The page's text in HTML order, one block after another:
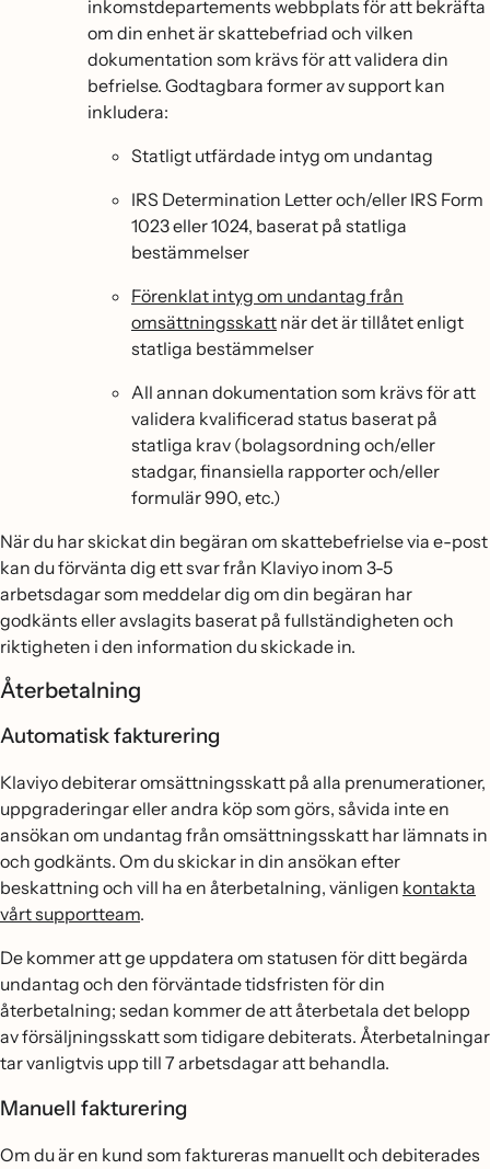
inkomstdepartements webbplats för att bekräfta
om din enhet är skattebefriad och vilken
dokumentation som krävs för att validera din
befrielse. Godtagbara former av support kan
inkludera:
Statligt utfärdade intyg om undantag
IRS Determination Letter och/eller IRS Form
1023 eller 1024, baserat på statliga
bestämmelser
Förenklat intyg om undantag från
omsättningsskatt när det är tillåtet enligt
statliga bestämmelser
All annan dokumentation som krävs för att
validera kvalificerad status baserat på
statliga krav (bolagsordning och/eller
stadgar, finansiella rapporter och/eller
formulär 990, etc.)
När du har skickat din begäran om skattebefrielse via e-post
kan du förvänta dig ett svar från Klaviyo inom 3-5
arbetsdagar som meddelar dig om din begäran har
godkänts eller avslagits baserat på fullständigheten och
riktigheten i den information du skickade in.
Återbetalning
Automatisk fakturering
Klaviyo debiterar omsättningsskatt på alla prenumerationer,
uppgraderingar eller andra köp som görs, såvida inte en
ansökan om undantag från omsättningsskatt har lämnats in
och godkänts. Om du skickar in din ansökan efter
beskattning och vill ha en återbetalning, vänligen kontakta
vårt supportteam.
De kommer att ge uppdatera om statusen för ditt begärda
undantag och den förväntade tidsfristen för din
återbetalning; sedan kommer de att återbetala det belopp
av försäljningsskatt som tidigare debiterats. Återbetalningar
tar vanligtvis upp till 7 arbetsdagar att behandla.
Manuell fakturering
Om du är en kund som faktureras manuellt och debiterades